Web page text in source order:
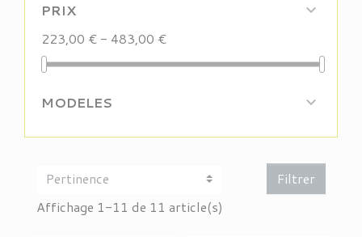
PRIX 
223,00 € - 483,00 €
MODELES 
Filtrer
Affichage 1-11 de 11 article(s)